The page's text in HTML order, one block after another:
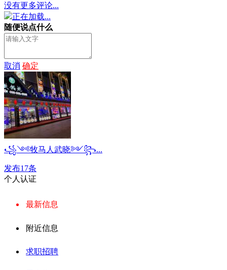
没有更多评论...
正在加载...
随便说点什么
取消 确定
꧁༺牧马人武晓༻꧂...
发布17条
个人认证
最新信息
附近信息
求职招聘